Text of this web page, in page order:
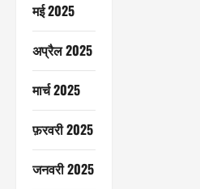
मई 2025
अप्रैल 2025
मार्च 2025
फ़रवरी 2025
जनवरी 2025